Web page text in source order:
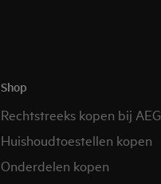
Shop
Rechtstreeks kopen bij AEG
Huishoudtoestellen kopen
Onderdelen kopen